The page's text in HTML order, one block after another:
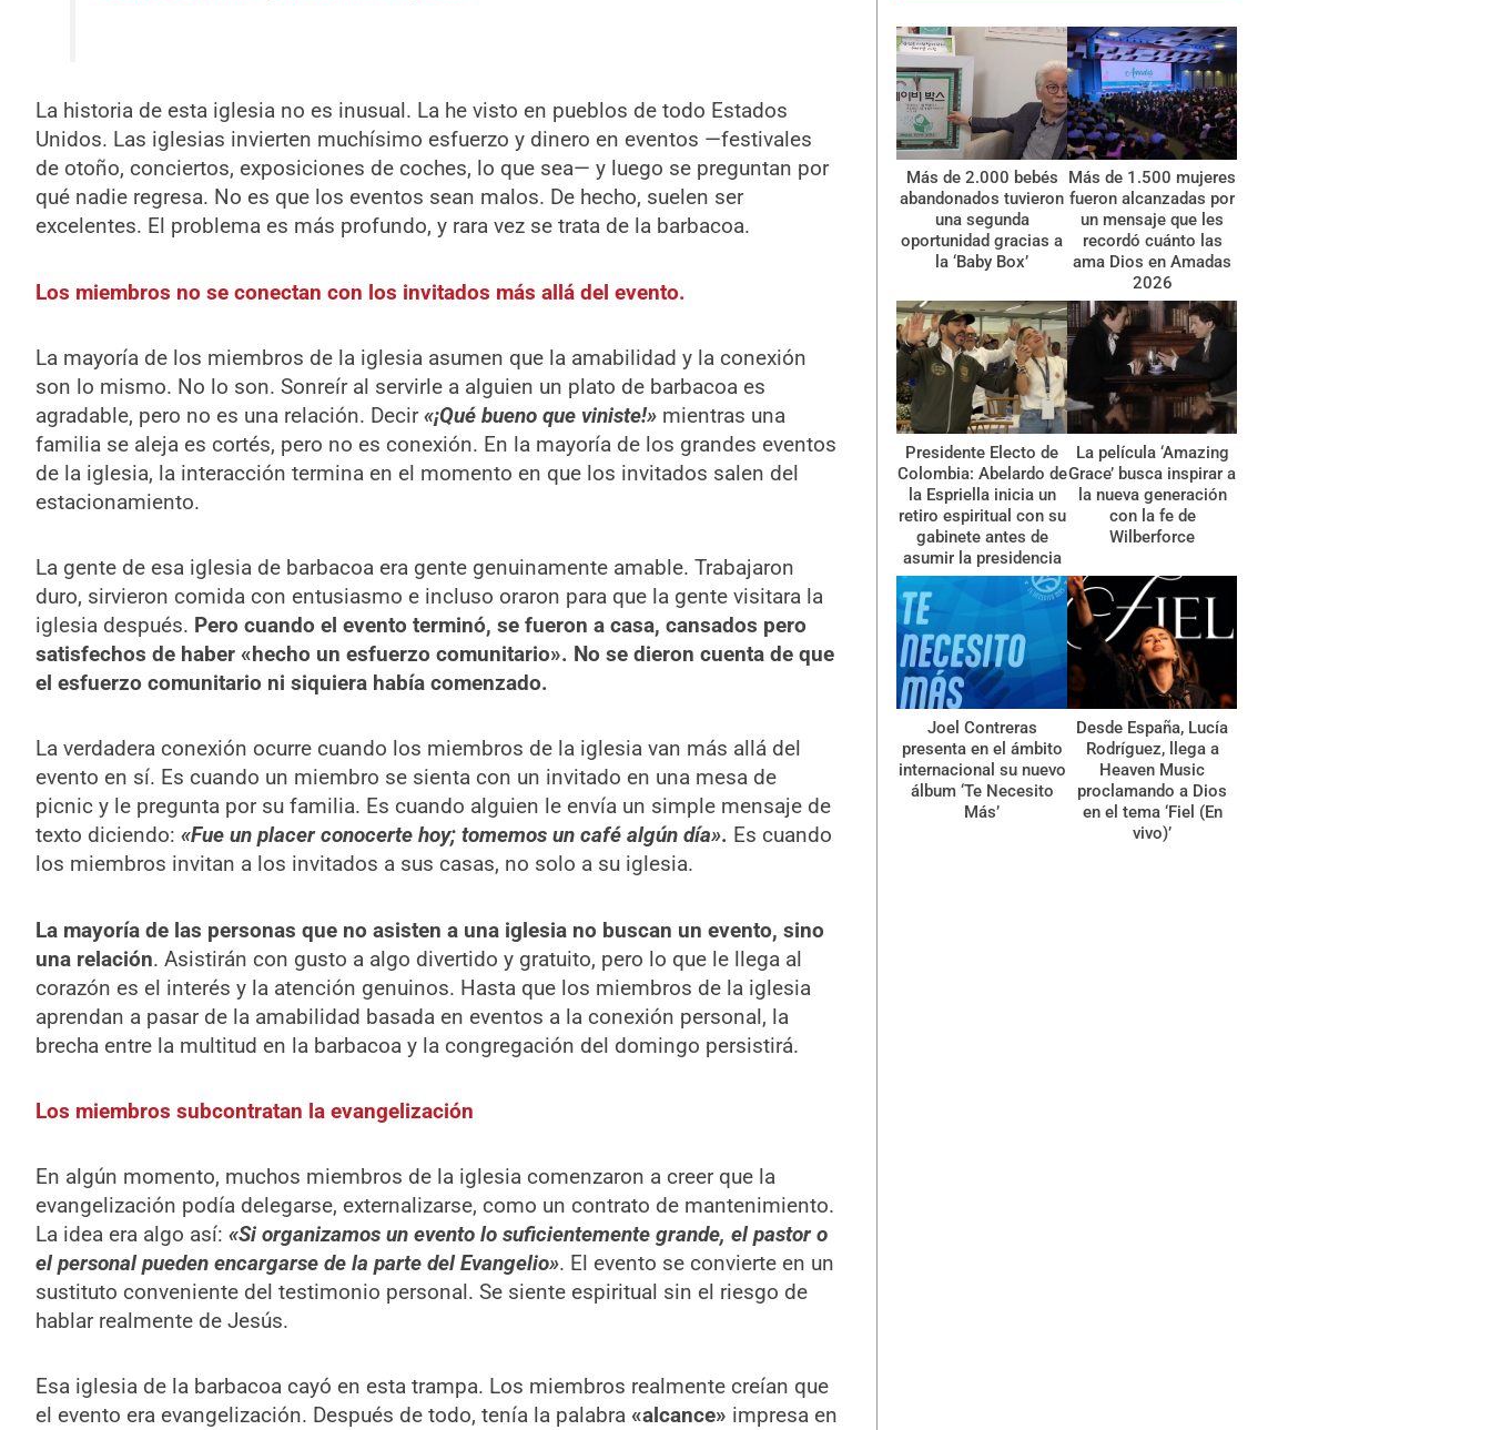
La historia de esta iglesia no es inusual. La he visto en pueblos de todo Estados
Unidos. Las iglesias invierten muchísimo esfuerzo y dinero en eventos —festivales
de otoño, conciertos, exposiciones de coches, lo que sea— y luego se preguntan por
qué nadie regresa. No es que los eventos sean malos. De hecho, suelen ser
excelentes. El problema es más profundo, y rara vez se trata de la barbacoa.
Los miembros no se conectan con los invitados más allá del evento.
La mayoría de los miembros de la iglesia asumen que la amabilidad y la conexión
son lo mismo. No lo son. Sonreír al servirle a alguien un plato de barbacoa es
agradable, pero no es una relación. Decir«¡Qué bueno que viniste!»mientras una
familia se aleja es cortés, pero no es conexión. En la mayoría de los grandes eventos
de la iglesia, la interacción termina en el momento en que los invitados salen del
estacionamiento.
La gente de esa iglesia de barbacoa era gente genuinamente amable. Trabajaron
duro, sirvieron comida con entusiasmo e incluso oraron para que la gente visitara la
iglesia después. Pero cuando el evento terminó, se fueron a casa, cansados ​​pero
satisfechos de haber «hecho un esfuerzo comunitario». No se dieron cuenta de que
el esfuerzo comunitario ni siquiera había comenzado.
La verdadera conexión ocurre cuando los miembros de la iglesia van más allá del
evento en sí. Es cuando un miembro se sienta con un invitado en una mesa de
picnic y le pregunta por su familia. Es cuando alguien le envía un simple mensaje de
texto diciendo: «Fue un placer conocerte hoy; tomemos un café algún día». Es cuando
los miembros invitan a los invitados a sus casas, no solo a su iglesia.
La mayoría de las personas que no asisten a una iglesia no buscan un evento, sino
una relación. Asistirán con gusto a algo divertido y gratuito, pero lo que le llega al
corazón es el interés y la atención genuinos. Hasta que los miembros de la iglesia
aprendan a pasar de la amabilidad basada en eventos a la conexión personal, la
brecha entre la multitud en la barbacoa y la congregación del domingo persistirá.
Los miembros subcontratan la evangelización
En algún momento, muchos miembros de la iglesia comenzaron a creer que la
evangelización podía delegarse, externalizarse, como un contrato de mantenimiento.
La idea era algo así: «Si organizamos un evento lo suficientemente grande, el pastor o
el personal pueden encargarse de la parte del Evangelio». El evento se convierte en un
sustituto conveniente del testimonio personal. Se siente espiritual sin el riesgo de
hablar realmente de Jesús.
Esa iglesia de la barbacoa cayó en esta trampa. Los miembros realmente creían que
el evento era evangelización. Después de todo, tenía la palabra «alcance» impresa en
Más de 2.000 bebés
abandonados tuvieron
una segunda
oportunidad gracias a
la ‘Baby Box’
Más de 1.500 mujeres
fueron alcanzadas por
un mensaje que les
recordó cuánto las
ama Dios en Amadas
2026
Presidente Electo de
Colombia: Abelardo de
la Espriella inicia un
retiro espiritual con su
gabinete antes de
asumir la presidencia
La película ‘Amazing
Grace’ busca inspirar a
la nueva generación
con la fe de
Wilberforce
Joel Contreras
presenta en el ámbito
internacional su nuevo
álbum ‘Te Necesito
Más’
Desde España, Lucía
Rodríguez, llega a
Heaven Music
proclamando a Dios
en el tema ‘Fiel (En
vivo)’